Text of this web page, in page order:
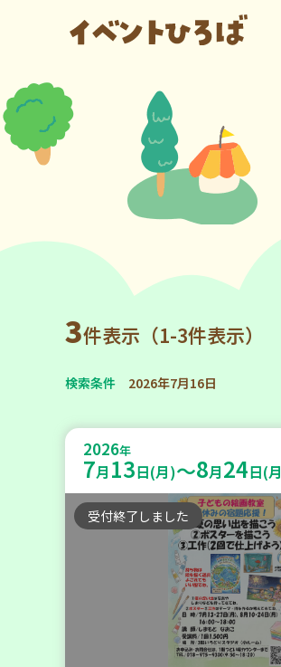
3件表示（1-3件表示）
検索条件 2026年7月16日
2026年
7月 13日(月)～8月24日(
受付終了しました